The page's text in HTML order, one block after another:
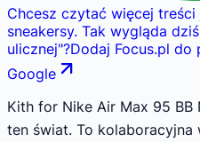
Chcesz czytać więcej treści
sneakersy. Tak wygląda
ulicznej"?Dodaj Focus.pl do
Google
Kith for Nike Air Max 95 BB
ten świat. To kolaboracyjna